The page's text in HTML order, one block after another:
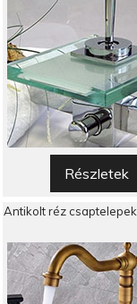
Részletek
Antikolt réz csaptelepek